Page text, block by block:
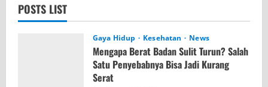
POSTS LIST
Gaya Hidup Kesehatan News
Mengapa Berat Badan Sulit Turun? Salah
Satu Penyebabnya Bisa Jadi Kurang
Serat